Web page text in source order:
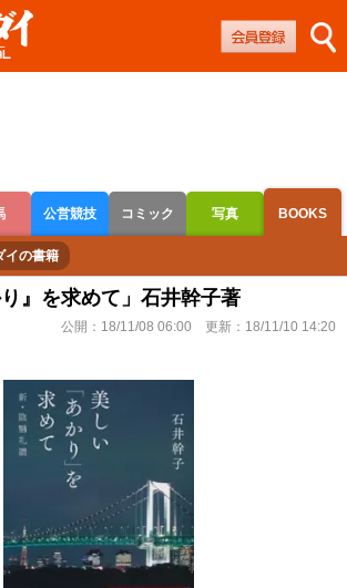
公営競技 コミック 写真 BOOKS
オートレース
イの書籍
り』を求めて」石井幹子著
公開： 18/11/08 06:00 更新： 18/11/10 14:20